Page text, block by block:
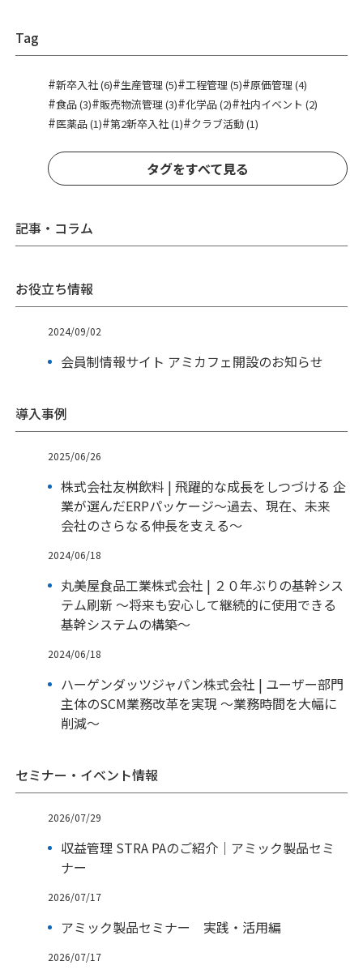
Tag
#新卒入社 (6)#生産管理 (5)#工程管理 (5)#原価管理 (4)
#食品 (3)#販売物流管理 (3)#化学品 (2)#社内イベント (2)
#医薬品 (1)#第2新卒入社 (1)#クラブ活動 (1)
タグをすべて見る
記事・コラム
お役立ち情報
2024/09/02
会員制情報サイト アミカフェ開設のお知らせ
導入事例
2025/06/26
株式会社友桝飲料 | 飛躍的な成長をしつづける 企
業が選んだERPパッケージ～過去、現在、未来
会社のさらなる伸長を支える～
2024/06/18
丸美屋食品工業株式会社 | ２０年ぶりの基幹シス
テム刷新 ～将来も安心して継続的に使用できる
基幹システムの構築～
2024/06/18
ハーゲンダッツジャパン株式会社 | ユーザー部門
主体のSCM業務改革を実現 ～業務時間を大幅に
削減～
セミナー・イベント情報
2026/07/29
収益管理 STRA PAのご紹介｜アミック製品セミ
ナー
2026/07/17
アミック製品セミナー 実践・活用編
2026/07/17